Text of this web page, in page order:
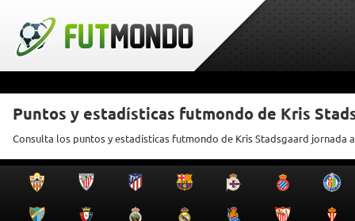
Puntos y estadísticas futmondo de Kris
Consulta los puntos y estadísticas futmondo de Kris Stadsgaard jornada